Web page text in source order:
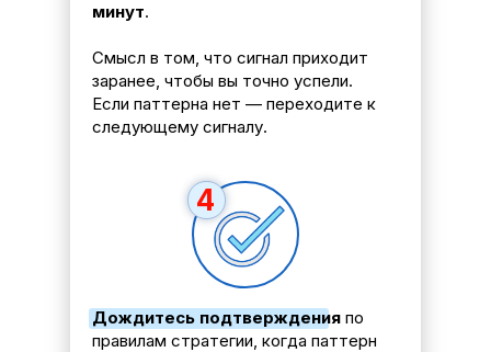
Дождитесь подтверждения по
правилам стратегии, когда паттерн
минут.
Смысл в том, что сигнал приходит
заранее, чтобы вы точно успели.
Если паттерна нет — переходите к
следующему сигналу.
4